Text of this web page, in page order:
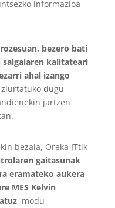
informazioa
bezero bati
kalitateari
ahal izango
dugu
jartzen
bezala, Oreka ITtik
gaitasunak
eramateko aukera
MES Kelvin
, modu